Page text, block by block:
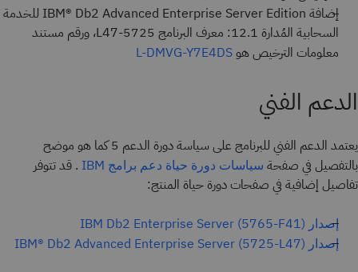
إضافة IBM® Db2 Advanced Enterprise Server Edition للخدمة
السحابية المُدارة 12.1: معرف البرنامج 5725-L47، ورقم مستند
معلومات الترخيص هو L-DMVG-Y7E4DS
الدعم الفني
يعتمد الدعم الفني للبرنامج على سياسة دورة الدعم 5 كما هو موضح
بالتفصيل في صفحة سياسات دورة حياة دعم برامج IBM
. قد تتوفر
تفاصيل إضافية في صفحات دورة حياة المنتج:
إصدار IBM Db2 Enterprise Server (5765-F41)
إصدار IBM® Db2 Advanced Enterprise Server (5725-L47)